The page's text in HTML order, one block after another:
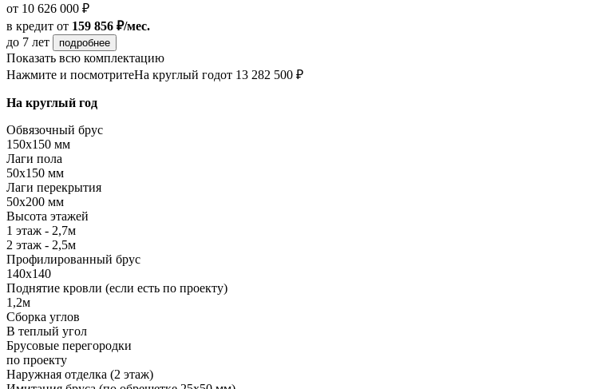
от 10 626 000 ₽
в кредит от 159 856 ₽/мес.
до 7 лет
подробнее
Показать всю комплектацию
Нажмите и посмотритеНа круглый годот 13 282 500 ₽
На круглый год
Обвязочный брус
150х150 мм
Лаги пола
50х150 мм
Лаги перекрытия
50х200 мм
Высота этажей
1 этаж - 2,7м
2 этаж - 2,5м
Профилированный брус
140х140
Поднятие кровли (если есть по проекту)
1,2м
Сборка углов
В теплый угол
Брусовые перегородки
по проекту
Наружная отделка (2 этаж)